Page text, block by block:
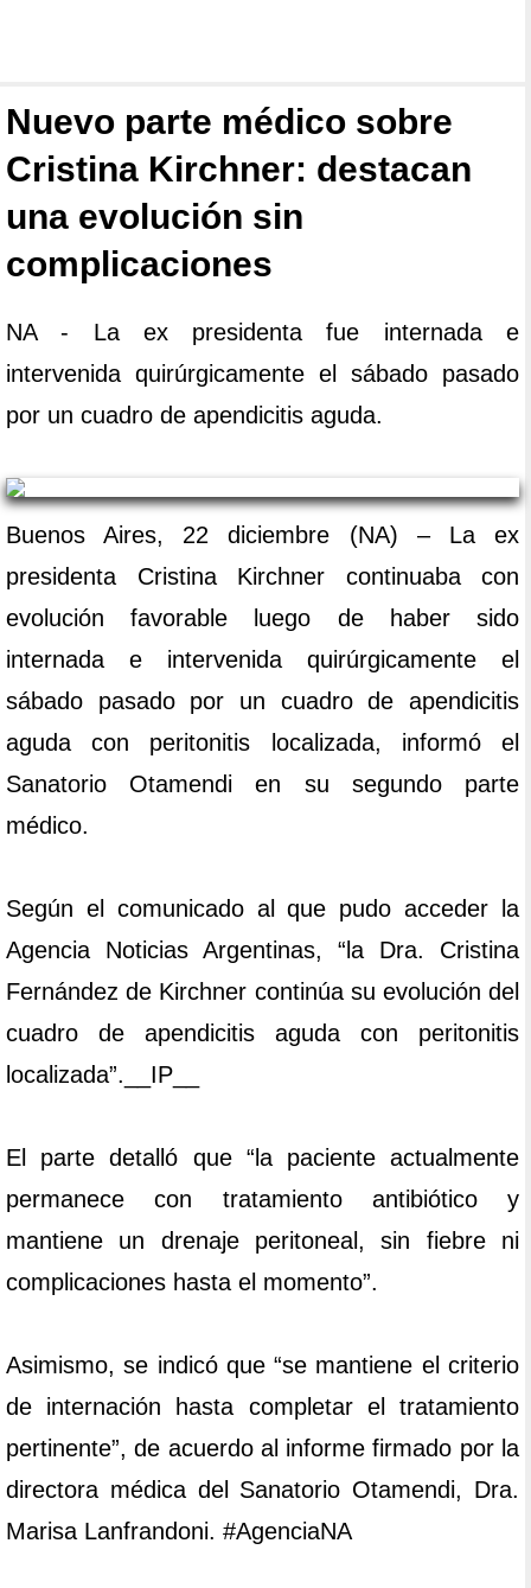
Nuevo parte médico sobre
Cristina Kirchner: destacan
una evolución sin
complicaciones
NA - La ex presidenta fue internada e
intervenida quirúrgicamente el sábado pasado
por un cuadro de apendicitis aguda.
Buenos Aires, 22 diciembre (NA) – La ex
presidenta Cristina Kirchner continuaba con
evolución favorable luego de haber sido
internada e intervenida quirúrgicamente el
sábado pasado por un cuadro de apendicitis
aguda con peritonitis localizada, informó el
Sanatorio Otamendi en su segundo parte
médico.
Según el comunicado al que pudo acceder la
Agencia Noticias Argentinas, “la Dra. Cristina
Fernández de Kirchner continúa su evolución del
cuadro de apendicitis aguda con peritonitis
localizada”.__IP__
El parte detalló que “la paciente actualmente
permanece con tratamiento antibiótico y
mantiene un drenaje peritoneal, sin fiebre ni
complicaciones hasta el momento”.
Asimismo, se indicó que “se mantiene el criterio
de internación hasta completar el tratamiento
pertinente”, de acuerdo al informe firmado por la
directora médica del Sanatorio Otamendi, Dra.
Marisa Lanfrandoni. #AgenciaNA